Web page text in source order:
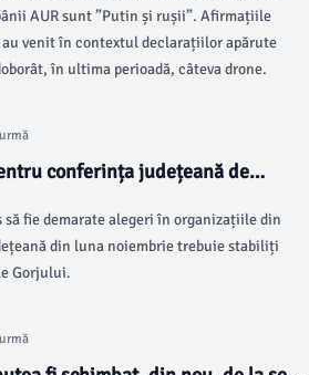
AUR sunt ”Putin și rușii”. Afirmațiile
venit în contextul declarațiilor apărute
în ultima perioadă, câteva drone.
conferința județeană de
să fie demarate alegeri în organizațiile din
din luna noiembrie trebuie stabiliți
Gorjului.